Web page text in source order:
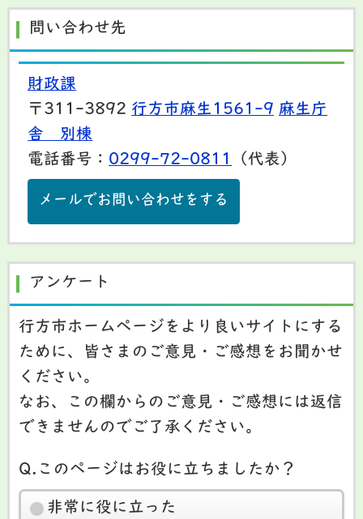
問い合わせ先
財政課
〒311-3892 行方市麻生1561-9 麻生庁
舎 別棟
電話番号： 0299-72-0811 （代表）
メールでお問い合わせをする
アンケート
行方市ホームページをより良いサイトにする
ために、皆さまのご意見・ご感想をお聞かせ
ください。
なお、この欄からのご意見・ご感想には返信
できませんのでご了承ください。
Q.このページはお役に立ちましたか？
非常に役に立った